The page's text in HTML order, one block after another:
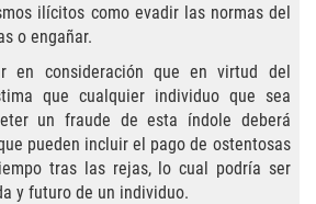
Agresión
Agravada
con Arma Mortal
Con Químicos Cáusticos
ilícitos como evadir las normas del
o engañar.
en consideración que en virtud del
que cualquier individuo que sea
un fraude de esta índole deberá
pueden incluir el pago de ostentosas
tras las rejas, lo cual podría ser
y futuro de un individuo.